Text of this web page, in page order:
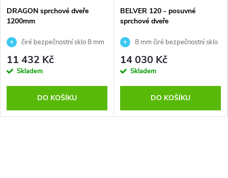
DRAGON sprchové dveře
1200mm
čiré bezpečnostní sklo 8 mm
s povrchovou úpravou COATED
GLASS. Výška dveří je 200 cm +
11 432 Kč
Skladem
DO KOŠÍKU
BELVER 120 - posuvné
sprchové dveře
8 mm čiré bezpečnostní sklo
14 030 Kč
Skladem
DO KOŠÍKU